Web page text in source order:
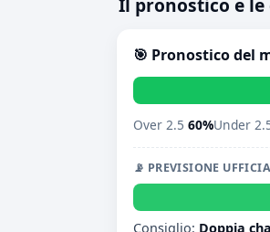
Il pronostico e le
🎯 Pronostico del
Over 2.5 60%Under
📡 PREVISIONE
Consiglio: Doppia